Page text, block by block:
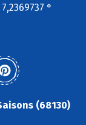
°
(68130)